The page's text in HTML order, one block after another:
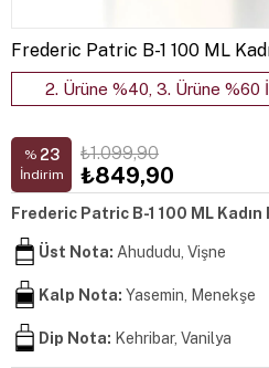
Frederic Patric B-1 100 ML
2. Ürüne %40, 3. Ürüne %60
% 23
İndirim
₺1.099,90
₺849,90
Frederic Patric B-1 100 ML
Üst Nota: Ahududu, Vişne
Kalp Nota: Yasemin, Menekşe
Dip Nota: Kehribar, Vanilya